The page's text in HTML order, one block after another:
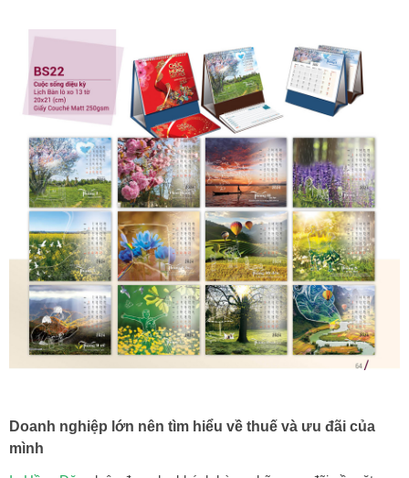
Doanh nghiệp lớn nên tìm hiểu về thuế và ưu đãi của
mình